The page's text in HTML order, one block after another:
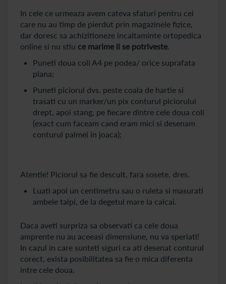
In cele ce urmeaza avem cateva sfaturi pentru cei
care nu au timp de pierdut prin magazinele fizice,
dar doresc sa achizitioneze incaltaminte ortopedica
online si nu stiu ce marime li se potriveste.
Puneti doua coli A4 pe podea/ orice suprafata
plana;
Puneti piciorul dvs. peste coala de hartie si
trasati cu un marker/un pix conturul piciorului
drept, apoi stang, pe fiecare dintre cele doua coli
(exact cum faceam cand eram mici si desenam
conturul palmei in joaca);
Atentie! Piciorul sa fie descult, fara sosete, dres.
Luati apoi un centimetru sau o ruleta si masurati
ambele talpi, de la degetul mare la calcai.
Daca aveti surpriza sa observati ca cele doua
amprente nu au aceeasi dimensiune, nu va speriati!
In cazul in care sunteti siguri ca ati desenat conturul
corect, exista posibilitatea sa fie o mica diferenta
intre cele doua.